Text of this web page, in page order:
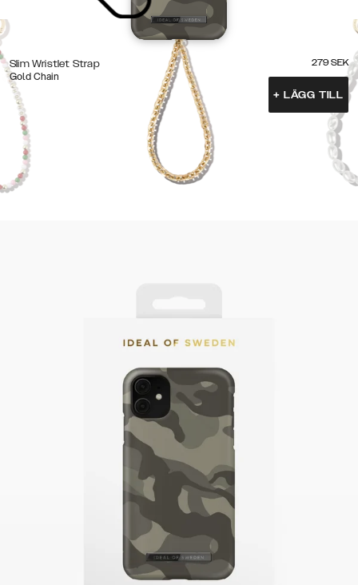
Slim Wristlet Strap
Gold Chain
279 SEK
+ LÄGG TILL